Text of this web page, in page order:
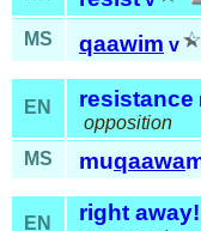
MS
qaawim v
EN resistance
opposition
MS
muqaawa
EN right away!